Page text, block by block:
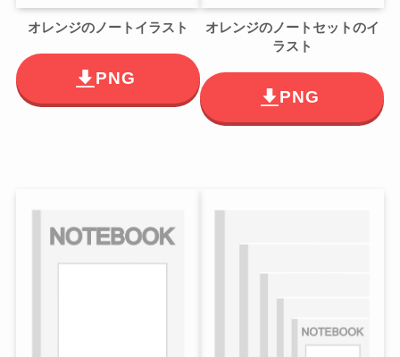
オレンジのノートイラスト
PNG
オレンジのノートセットのイ
ラスト
PNG